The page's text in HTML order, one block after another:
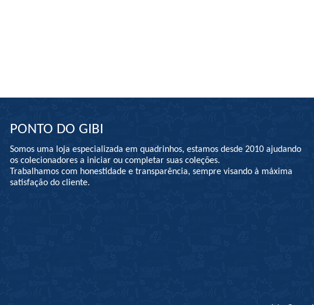
PONTO DO GIBI
Somos uma loja especializada em quadrinhos, estamos desde 2010 ajudando
os colecionadores a iniciar ou completar suas coleções.
Trabalhamos com honestidade e transparência, sempre visando à máxima
satisfação do cliente.